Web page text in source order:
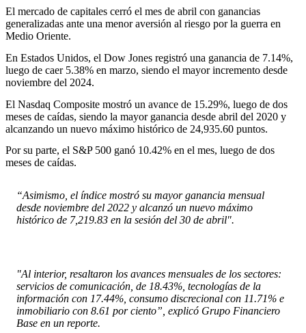
El mercado de capitales cerró el mes de abril con ganancias
generalizadas ante una menor aversión al riesgo por la guerra en
Medio Oriente.
En Estados Unidos, el Dow Jones registró una ganancia de 7.14%,
luego de caer 5.38% en marzo, siendo el mayor incremento desde
noviembre del 2024.
El Nasdaq Composite mostró un avance de 15.29%, luego de dos
meses de caídas, siendo la mayor ganancia desde abril del 2020 y
alcanzando un nuevo máximo histórico de 24,935.60 puntos.
Por su parte, el S&P 500 ganó 10.42% en el mes, luego de dos
meses de caídas.
“Asimismo, el índice mostró su mayor ganancia mensual
desde noviembre del 2022 y alcanzó un nuevo máximo
histórico de 7,219.83 en la sesión del 30 de abril".
"Al interior, resaltaron los avances mensuales de los sectores:
servicios de comunicación, de 18.43%, tecnologías de la
información con 17.44%, consumo discrecional con 11.71% e
inmobiliario con 8.61 por ciento”, explicó Grupo Financiero
Base en un reporte.